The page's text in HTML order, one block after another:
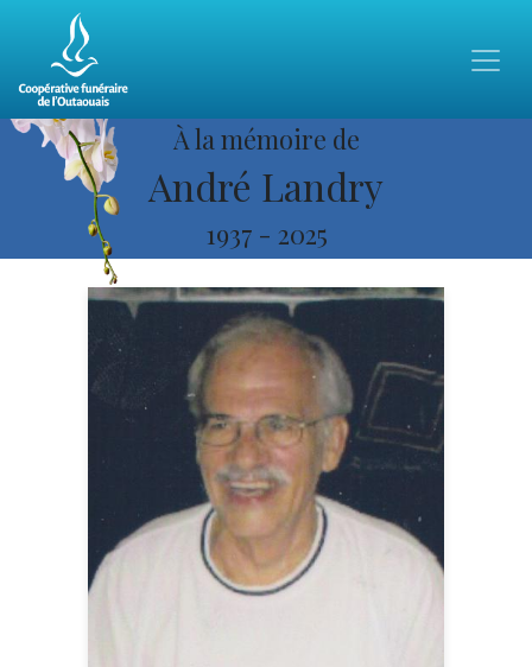
À la mémoire de
André Landry
1937 - 2025